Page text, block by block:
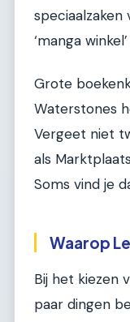
speciaalzaken
‘manga
Grote
Waterstones
Vergeet niet
als
Soms vind je
Waarop
Bij het kiezen
paar dingen